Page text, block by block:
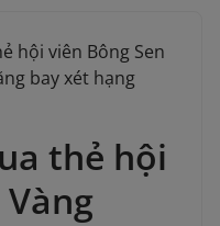
hội viên Bông Sen
bay xét hạng
thẻ hội